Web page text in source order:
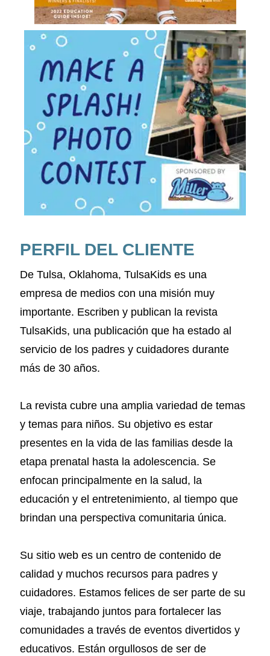
PERFIL DEL CLIENTE
De Tulsa, Oklahoma, TulsaKids es una
empresa de medios con una misión muy
importante. Escriben y publican la revista
TulsaKids, una publicación que ha estado al
servicio de los padres y cuidadores durante
más de 30 años.
La revista cubre una amplia variedad de temas
y temas para niños. Su objetivo es estar
presentes en la vida de las familias desde la
etapa prenatal hasta la adolescencia. Se
enfocan principalmente en la salud, la
educación y el entretenimiento, al tiempo que
brindan una perspectiva comunitaria única.
Su sitio web es un centro de contenido de
calidad y muchos recursos para padres y
cuidadores. Estamos felices de ser parte de su
viaje, trabajando juntos para fortalecer las
comunidades a través de eventos divertidos y
educativos. Están orgullosos de ser de